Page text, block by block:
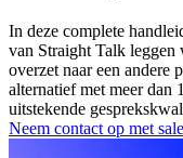
In deze complete
van Straight Talk leggen
overzet naar een andere
alternatief met meer dan
uitstekende
Neem contact op met